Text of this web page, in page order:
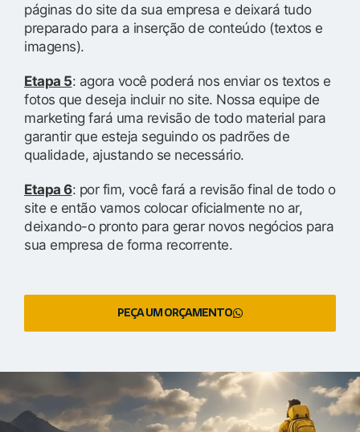
páginas do site da sua empresa e deixará tudo
preparado para a inserção de conteúdo (textos e
imagens).
Etapa 5: agora você poderá nos enviar os textos e
fotos que deseja incluir no site. Nossa equipe de
marketing fará uma revisão de todo material para
garantir que esteja seguindo os padrões de
qualidade, ajustando se necessário.
Etapa 6: por fim, você fará a revisão final de todo o
site e então vamos colocar oficialmente no ar,
deixando-o pronto para gerar novos negócios para
sua empresa de forma recorrente.
PEÇA UM ORÇAMENTO